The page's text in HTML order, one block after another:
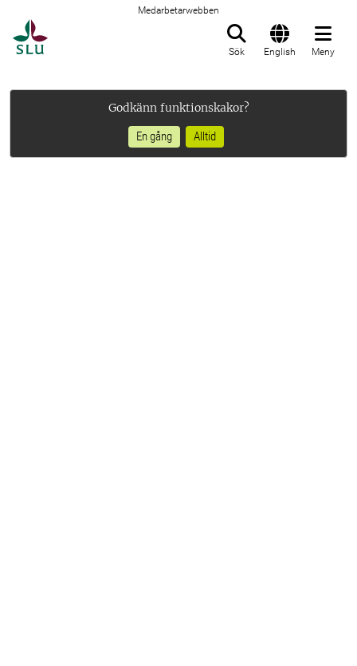
Medarbetarwebben
Sök English Meny
Godkänn funktionskakor?
En gång
Alltid